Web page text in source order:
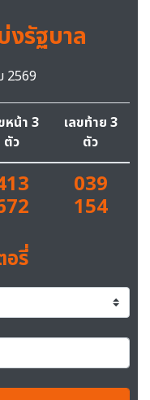
รัฐบาล
2569
หน้า 3
ตัว
เลขท้าย 3
ตัว
039
154
อรี่